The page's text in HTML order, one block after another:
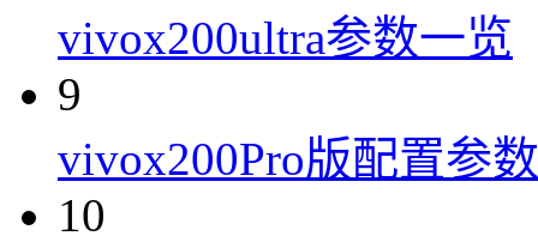
vivox200ultra参数一览
9
vivox200Pro版配置参数
10